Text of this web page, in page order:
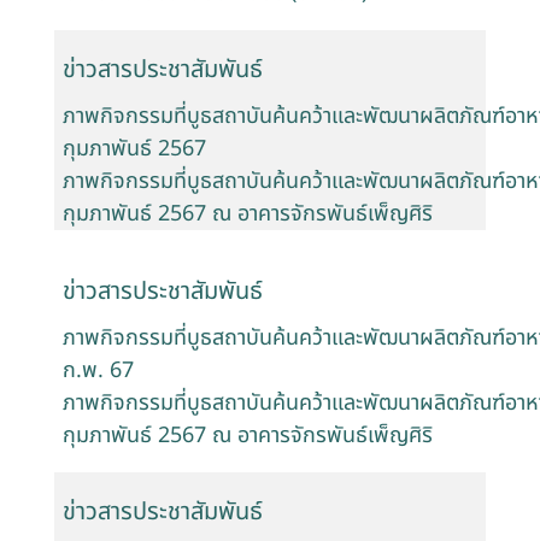
ข่าวสารประชาสัมพันธ์
ภาพกิจกรรมที่บูธสถาบันค้นคว้าและพัฒนาผลิตภัณฑ์อาห
กุมภาพันธ์ 2567
ภาพกิจกรรมที่บูธสถาบันค้นคว้าและพัฒนาผลิตภัณฑ์อาห
กุมภาพันธ์ 2567 ณ อาคารจักรพันธ์เพ็ญศิริ
ข่าวสารประชาสัมพันธ์
ภาพกิจกรรมที่บูธสถาบันค้นคว้าและพัฒนาผลิตภัณฑ์อาห
ก.พ. 67
ภาพกิจกรรมที่บูธสถาบันค้นคว้าและพัฒนาผลิตภัณฑ์อาห
กุมภาพันธ์ 2567 ณ อาคารจักรพันธ์เพ็ญศิริ
ข่าวสารประชาสัมพันธ์